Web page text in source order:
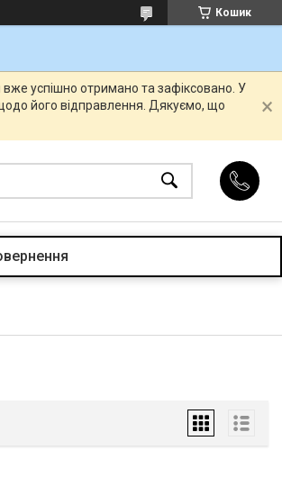
Кошик
успішно отримано та зафіксовано. У
його відправлення. Дякуємо, що